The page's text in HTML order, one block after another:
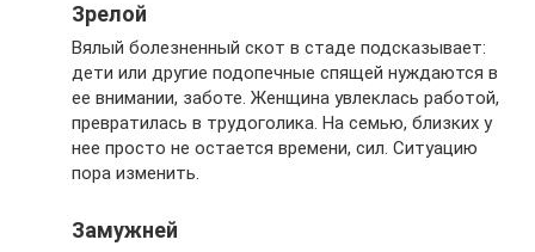
Зрелой
Вялый болезненный скот в стаде подсказывает:
дети или другие подопечные спящей нуждаются в
ее внимании, заботе. Женщина увлеклась работой,
превратилась в трудоголика. На семью, близких у
нее просто не остается времени, сил. Ситуацию
пора изменить.
Замужней